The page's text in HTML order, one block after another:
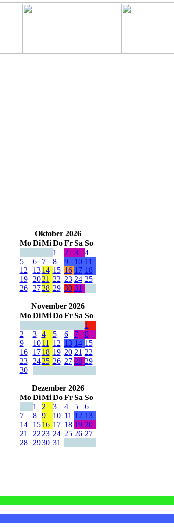
Oktober 2026
Mo DiMi Do Fr Sa So
1
2 3
4
5
6 7 8 9 10 11
12
13 14 15 16 17 18
19
20 21 22 23 24 25
26
27 28 29 30 31
November 2026
Mo DiMi Do Fr Sa So
1
2
3 4 5 6 7
8
9
10 11 12 13 14 15
16
17 18 19 20 21 22
23
24 25 26 27 28 29
30
Dezember 2026
Mo DiMi Do Fr Sa So
1
2 3 4 5
6
7
8 9 10 11 12 13
14
15 16 17 18 19 20
21
22 23 24 25 26 27
28
2930 31